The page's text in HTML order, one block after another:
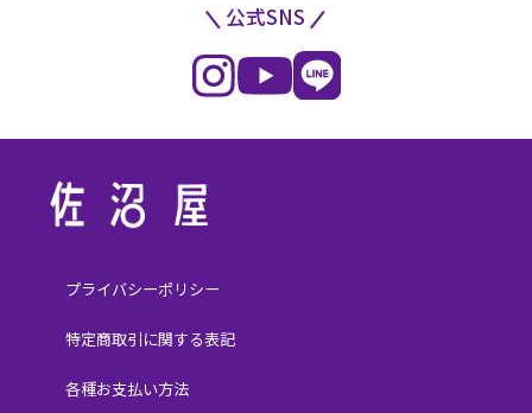
公式SNS
プライバシーポリシー
特定商取引に関する表記
各種お支払い方法